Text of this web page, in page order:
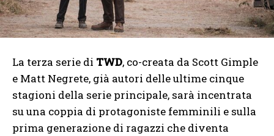
La terza serie di TWD, co-creata da Scott Gimple
e Matt Negrete, già autori delle ultime cinque
stagioni della serie principale, sarà incentrata
su una coppia di protagoniste femminili e sulla
prima generazione di ragazzi che diventa